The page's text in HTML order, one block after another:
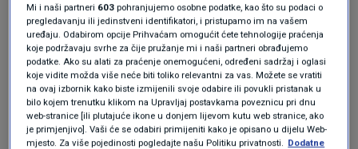
Oglas
Mi i naši partneri 603 pohranjujemo osobne podatke, kao što su podaci o
pregledavanju ili jedinstveni identifikatori, i pristupamo im na vašem
uređaju. Odabirom opcije Prihvaćam omogućit ćete tehnologije praćenja
koje podržavaju svrhe za čije pružanje mi i naši partneri obrađujemo
podatke. Ako su alati za praćenje onemogućeni, određeni sadržaj i oglasi
koje vidite možda više neće biti toliko relevantni za vas. Možete se vratiti
na ovaj izbornik kako biste izmijenili svoje odabire ili povukli pristanak u
bilo kojem trenutku klikom na Upravljaj postavkama poveznicu pri dnu
web-stranice [ili plutajuće ikone u donjem lijevom kutu web stranice, ako
je primjenjivo]. Vaši će se odabiri primijeniti kako je opisano u dijelu Web-
mjesto. Za više pojedinosti pogledajte našu Politiku privatnosti.
Dodatne